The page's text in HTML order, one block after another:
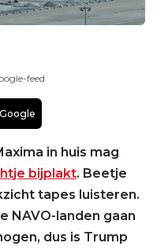
feed
in huis mag
bijplakt. Beetje
tapes luisteren.
NAVO-landen gaan
dus is Trump